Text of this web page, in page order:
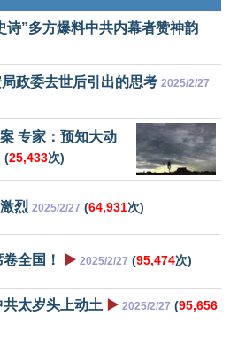
诗”多方爆料中共内幕者赞神韵
政委去世后引出的思考 2025/2/27
专家：预知大动
(25,433次)
烈 2025/2/27 (64,931次)
全国！ ▶️ 2025/2/27 (95,474次)
太岁头上动土 ▶️ 2025/2/27 (95,656